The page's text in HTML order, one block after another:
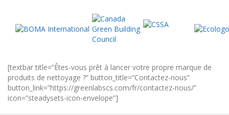
[textbar title=”Êtes-vous prêt à lancer votre propre marque de
produits de nettoyage ?” button_title=”Contactez-nous”
button_link=”https://greenlabscs.com/fr/contactez-nous/”
icon=”steadysets-icon-envelope”]